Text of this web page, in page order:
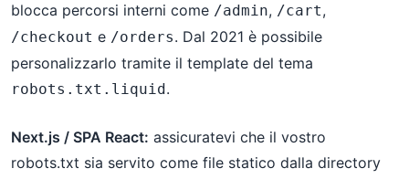
blocca percorsi interni come /admin, /cart,
/checkout e /orders. Dal 2021 è possibile
personalizzarlo tramite il template del tema
robots.txt.liquid.
Next.js / SPA React: assicuratevi che il vostro
robots.txt sia servito come file statico dalla directory